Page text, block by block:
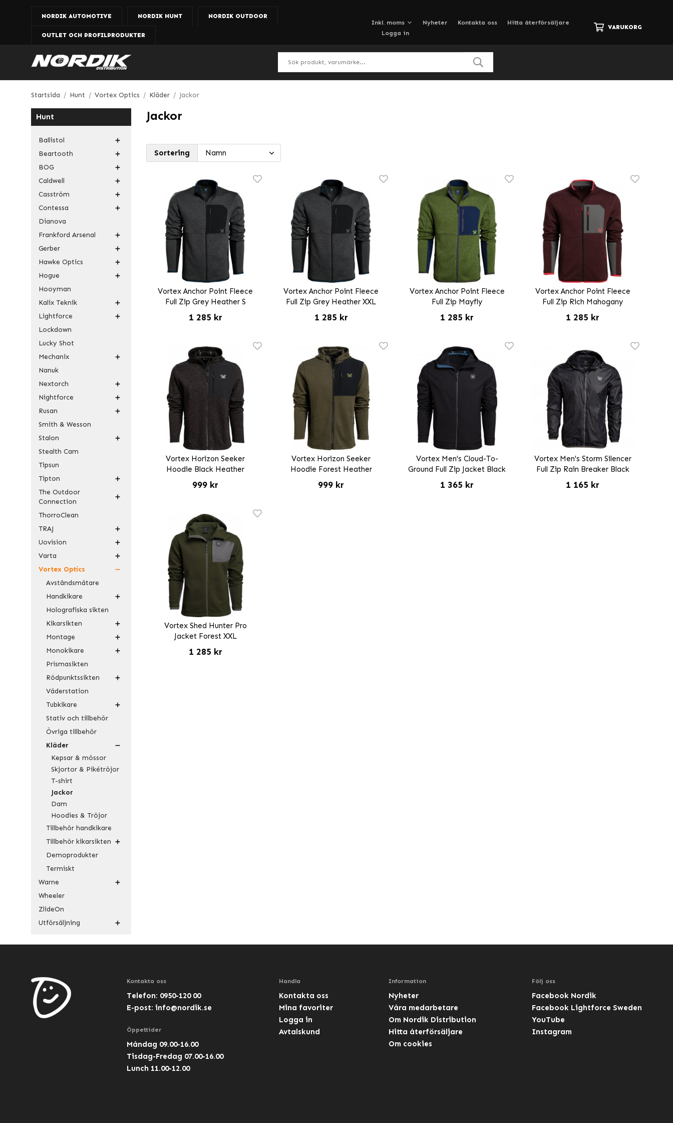
NORDIK AUTOMOTIVE NORDIK HUNT NORDIK OUTDOOR
OUTLET OCH PROFILPRODUKTER
Nyheter Kontakta oss
Hitta återförsäljare
Logga in
VARUKORG
Startsida / Hunt / Vortex Optics / Kläder / Jackor
Hunt
Ballistol
Beartooth
BOG
Caldwell
Casström
Contessa
Dianova
Frankford Arsenal
Gerber
Hawke Optics
Hogue
Hooyman
Kalix Teknik
Lightforce
Lockdown
Lucky Shot
Mechanix
Nanuk
Nextorch
Nightforce
Rusan
Smith & Wesson
Stalon
Stealth Cam
Tipsun
Tipton
The Outdoor
Connection
ThorroClean
TRAJ
Uovision
Varta
Vortex Optics
Avståndsmätare
Handkikare
Holografiska sikten
Kikarsikten
Montage
Monokikare
Prismasikten
Rödpunktssikten
Väderstation
Tubkikare
Stativ och tillbehör
Övriga tillbehör
Kläder
Kepsar & mössor
Skjortor & Pikétröjor
T-shirt
Jackor
Dam
Hoodies & Tröjor
Tillbehör handkikare
Tillbehör kikarsikten
Demoprodukter
Termiskt
Warne
Wheeler
ZlideOn
Utförsäljning
Jackor
Sortering
Vortex Anchor Point Fleece
Full Zip Grey Heather S
1 285 kr
Vortex Anchor Point Fleece
Full Zip Grey Heather XXL
1 285 kr
Vortex Anchor Point Fleece
Full Zip Mayfly
1 285 kr
Vortex Anchor Point Fleece
Full Zip Rich Mahogany
1 285 kr
Vortex Horizon Seeker
Hoodie Black Heather
999 kr
Vortex Horizon Seeker
Hoodie Forest Heather
999 kr
Vortex Men's Cloud-To-
Ground Full Zip Jacket Black
1 365 kr
Vortex Men's Storm Silencer
Full Zip Rain Breaker Black
1 165 kr
Vortex Shed Hunter Pro
Jacket Forest XXL
1 285 kr
Kontakta oss
Telefon: 0950-120 00
E-post: info@nordik.se
Öppettider
Måndag 09.00-16.00
Tisdag-Fredag 07.00-16.00
Lunch 11.00-12.00
Handla
Kontakta oss
Mina favoriter
Logga in
Avtalskund
Information
Nyheter
Våra medarbetare
Om Nordik Distribution
Hitta återförsäljare
Om cookies
Följ oss
Facebook Nordik
Facebook Lightforce Sweden
YouTube
Instagram